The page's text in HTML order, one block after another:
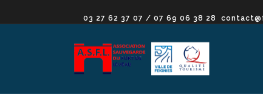
03 27 62 37 07 / 07 69 06 38 28